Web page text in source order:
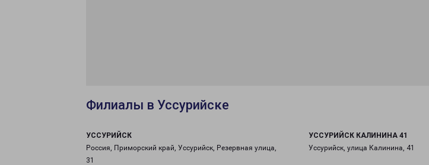
Филиалы в Уссурийске
УССУРИЙСК
Россия, Приморский край, Уссурийск, Резервная улица,
31
УССУРИЙСК КАЛИНИНА 41
Уссурийск, улица Калинина, 41